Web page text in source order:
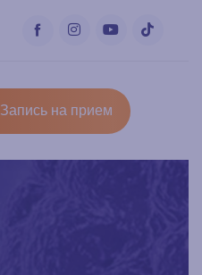
Запись на прием